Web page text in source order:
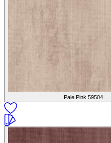
Pale Pink 59504